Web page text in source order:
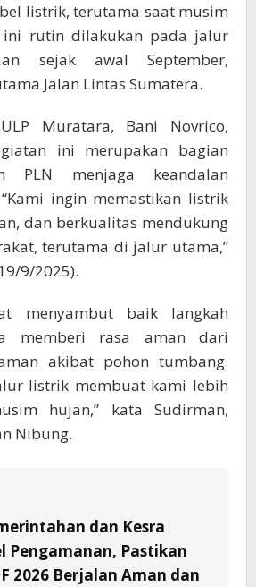
listrik, terutama saat musim
ini rutin dilakukan pada jalur
sejak awal September,
Jalan Lintas Sumatera.
Muratara, Bani Novrico,
ini merupakan bagian
PLN menjaga keandalan
ingin memastikan listrik
dan berkualitas mendukung
terutama di jalur utama,”
9/2025).
menyambut baik langkah
memberi rasa aman dari
akibat pohon tumbang.
listrik membuat kami lebih
hujan,” kata Sudirman,
Nibung.
dan Kesra
Pengamanan, Pastikan
2026 Berjalan Aman dan